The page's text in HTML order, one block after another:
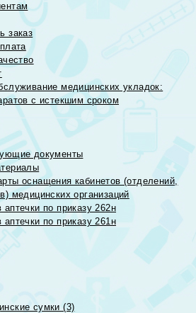
заказ
медицинских укладок:
с истекшим сроком
документы
оснащения кабинетов (отделений,
медицинских организаций
аптечки по приказу 262н
аптечки по приказу 261н
сумки (3)